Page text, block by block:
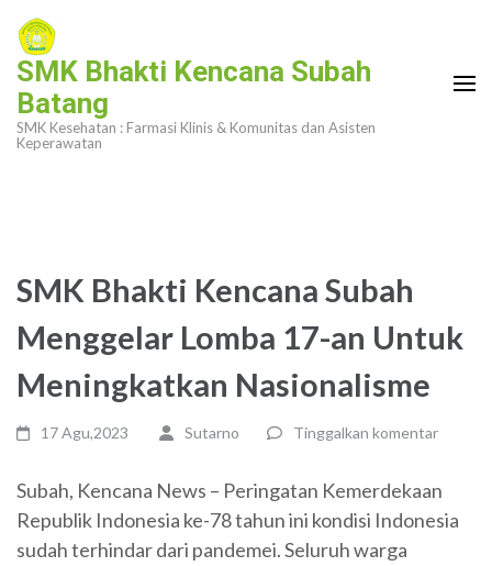
Lompat
konten
(Tekan
Enter)
SMK Bhakti Kencana Subah
Batang
SMK Kesehatan : Farmasi Klinis & Komunitas dan Asisten
Keperawatan
SMK Bhakti Kencana Subah
Menggelar Lomba 17-an Untuk
Meningkatkan Nasionalisme
17 Agu,2023 Sutarno Tinggalkan komentar
Subah, Kencana News – Peringatan Kemerdekaan
Republik Indonesia ke-78 tahun ini kondisi Indonesia
sudah terhindar dari pandemei. Seluruh warga